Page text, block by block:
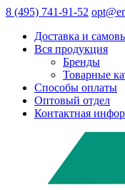
8 (495) 741-91-52
Доставка и
Вся продукция
Бренды
Товарные
Способы оплаты
Оптовый отдел
Контактная